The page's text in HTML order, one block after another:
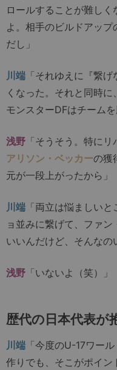
ロールすることが難し
よ。相手のビルドアッ
だし」
川端 「それゆえに『繋
くなった。それと同時
モンスターDFはチーム
浅野 「そうそう。特に
アリソン・ベッカーの獲
元が一段上がったから」
川端 「両立は悩ましい
ョ並みに繋げて、ファ
いいんだけど、そんなの
浅野 「いないよ（笑）」
歴代の日本代表が
川端 「今度のU-17ワー
作りでも、そこがポイン